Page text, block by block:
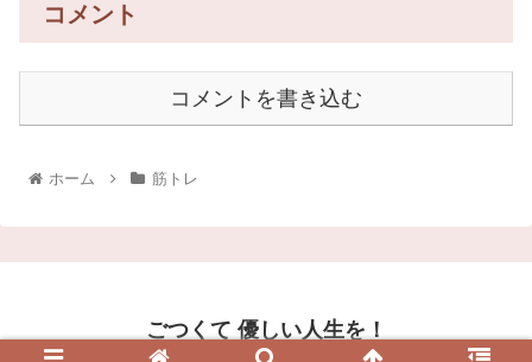
コメント
コメントを書き込む
ホーム 筋トレ
ごつくて 優しい人生を！